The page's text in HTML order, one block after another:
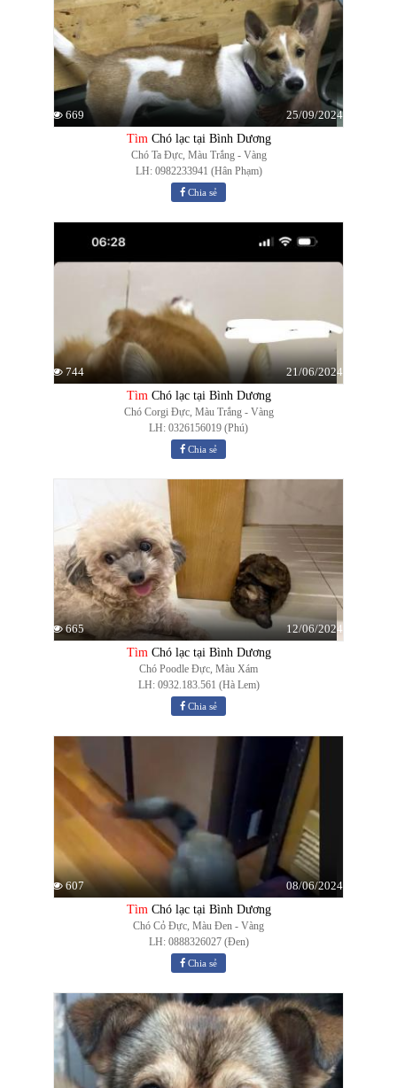
669
25/09/2024
Tìm Chó lạc tại Bình Dương
Chó Ta Đực, Màu Trắng - Vàng
LH: 0982233941 (Hân Phạm)
Chia sẻ
744
21/06/2024
Tìm Chó lạc tại Bình Dương
Chó Corgi Đực, Màu Trắng - Vàng
LH: 0326156019 (Phú)
Chia sẻ
665
12/06/2024
Tìm Chó lạc tại Bình Dương
Chó Poodle Đực, Màu Xám
LH: 0932.183.561 (Hà Lem)
Chia sẻ
607
08/06/2024
Tìm Chó lạc tại Bình Dương
Chó Cỏ Đực, Màu Đen - Vàng
LH: 0888326027 (Đen)
Chia sẻ